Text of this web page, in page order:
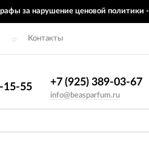
за нарушение ценовой политики -
Контакты
15-55 +7 (925) 389-03-67
info@beasparfum.ru